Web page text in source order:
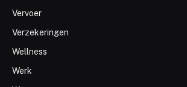
Vervoer
Verzekeringen
Wellness
Werk